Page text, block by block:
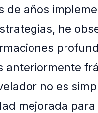
de años
he
anteriormente
no es
mejorada